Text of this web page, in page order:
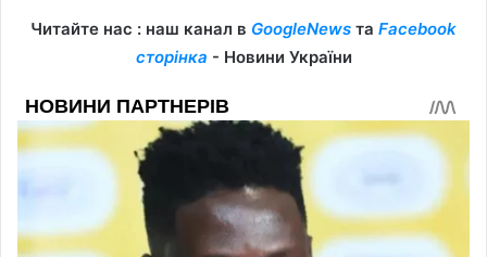
Читайте нас : наш канал в GoogleNews та Facebook
сторінка - Новини України